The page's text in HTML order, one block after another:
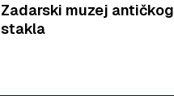
Zadarski muzej antičkog
stakla